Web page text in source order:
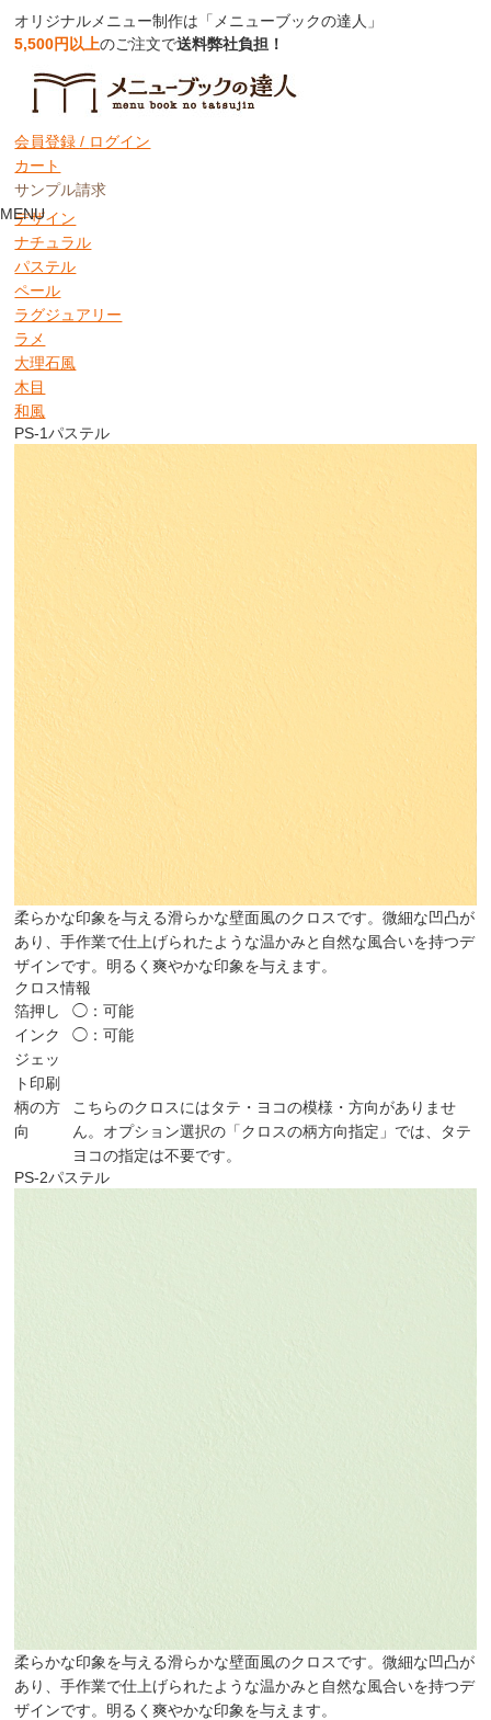
オリジナルメニュー制作は「メニューブックの達人」
5,500円以上のご注文で送料弊社負担！
会員登録 / ログイン
カート
サンプル請求
MENU
取り扱いクロス詳細
クロスグラフィック
コルク風
シック
デザイン
ナチュラル
パステル
ペール
ラグジュアリー
ラメ
大理石風
木目
和風
PS-1パステル
柔らかな印象を与える滑らかな壁面風のクロスです。微細な凹凸が
あり、手作業で仕上げられたような温かみと自然な風合いを持つデ
ザインです。明るく爽やかな印象を与えます。
クロス情報
箔押し
◯：可能
インク
ジェッ
ト印刷
◯：可能
柄の方
向
こちらのクロスにはタテ・ヨコの模様・方向がありませ
ん。オプション選択の「クロスの柄方向指定」では、タテ
ヨコの指定は不要です。
PS-2パステル
柔らかな印象を与える滑らかな壁面風のクロスです。微細な凹凸が
あり、手作業で仕上げられたような温かみと自然な風合いを持つデ
ザインです。明るく爽やかな印象を与えます。